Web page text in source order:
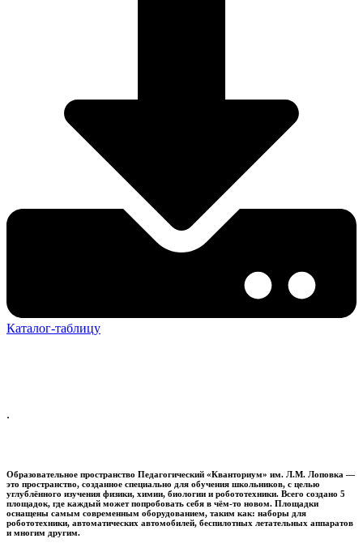
Каталог-таблицу
.
Образовательное пространство Педагогический «Кванториум» им. Л.М. Лоповка —
это пространство, созданное специально для обучения школьников, с целью
углублённого изучения физики, химии, биологии и робототехники. Всего создано 5
площадок, где каждый может попробовать себя в чём-то новом. Площадки
оснащены самым современным оборудованием, таким как: наборы для
робототехники, автоматических автомобилей, беспилотных летательных аппаратов
и многим другим.